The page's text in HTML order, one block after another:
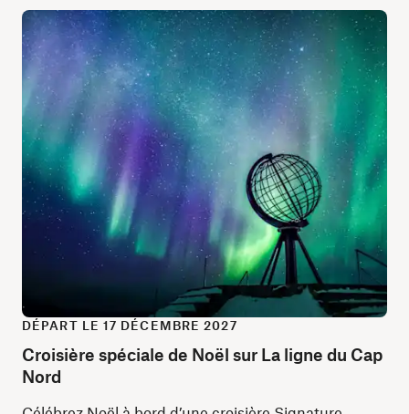
DÉPART LE 17 DÉCEMBRE 2027
Croisière spéciale de Noël sur La ligne du Cap
Nord